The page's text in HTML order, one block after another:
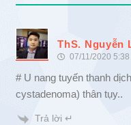
ThS. Nguyễn
07/11/2020
# U nang tuyến thanh
cystadenoma) thân tụy..
Trả lời ↵